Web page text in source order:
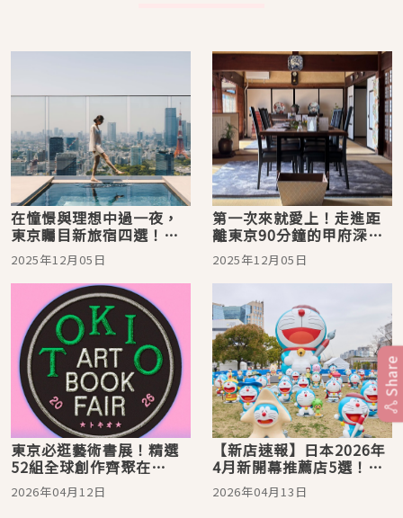
在憧憬與理想中過一夜，
東京矚目新旅宿四選！盡
攬東京景致、體驗祭典與
抹茶文化
2025年12月05日
第一次來就愛上！走進距
離東京90分鐘的甲府深度
健康慢旅遊：當地人推薦
美食、咖啡、自然景點
2025年12月05日
東京必逛藝術書展！精選
52組全球創作齊聚在
「TOKIO ART BOOK
FAIR 2026」
2026年04月12日
【新店速報】日本2026年
4月新開幕推薦店5選！
「100％哆啦A夢＆
FRIENDS in 東京」必須
2026年04月13日
Share